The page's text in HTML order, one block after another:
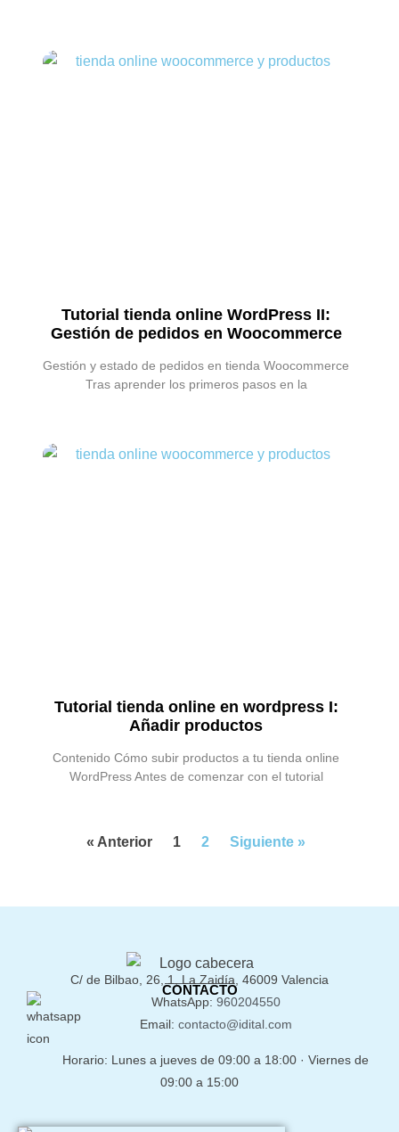
Tutorial tienda online WordPress II:
Gestión de pedidos en Woocommerce
Gestión y estado de pedidos en tienda Woocommerce
Tras aprender los primeros pasos en la
Tutorial tienda online en wordpress I:
Añadir productos
Contenido Cómo subir productos a tu tienda online
WordPress Antes de comenzar con el tutorial
« Anterior 1 2 Siguiente »
CONTACTO
C/ de Bilbao, 26, 1, La Zaidía, 46009 Valencia
WhatsApp: 960204550
Email: contacto@idital.com
Horario: Lunes a jueves de 09:00 a 18:00 · Viernes de
09:00 a 15:00